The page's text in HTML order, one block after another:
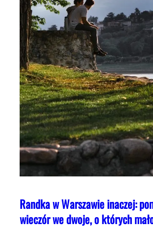
Randka w Warszawie inaczej:
wieczór we dwoje, o których